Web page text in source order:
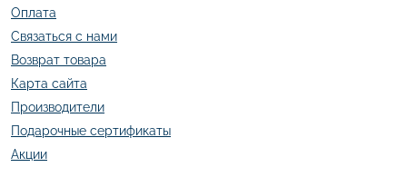
Оплата
Связаться с нами
Возврат товара
Карта сайта
Производители
Подарочные сертификаты
Акции